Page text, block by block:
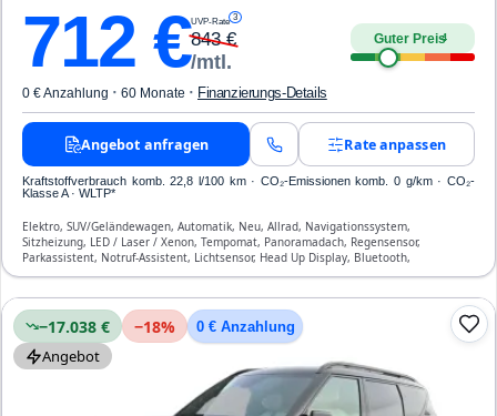
712 €UVP-Rate 3
843€
/mtl.
Guter Preis4
0 € Anzahlung · 60 Monate · Finanzierungs-Details
Angebot anfragen Rate anpassen
Kraftstoffverbrauch komb. 22,8 l/100 km · CO₂-Emissionen komb. 0 g/km · CO₂-
Klasse A · WLTP*
Elektro, SUV/Geländewagen, Automatik, Neu, Allrad, Navigationssystem,
Sitzheizung, LED / Laser / Xenon, Tempomat, Panoramadach, Regensensor,
Parkassistent, Notruf-Assistent, Lichtsensor, Head Up Display, Bluetooth,
Verkehrszeichen-Erkennung, ESP, ABS, Klimatisierung, Front-, Seiten- und weitere
−17.038 € −18% 0 € Anzahlung
Angebot